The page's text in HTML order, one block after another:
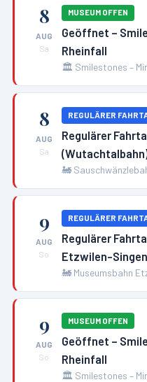
8
AUG
Sa
MUSEUM OFFEN
Geöffnet –
Rheinfall
🏛️ Smilestones –
8
AUG
Sa
REGULÄRER
Regulärer
🚂
9
AUG
So
REGULÄRER
Regulärer
Etzwilen-Singen
🚂 Museumsbahn
9
AUG
So
MUSEUM OFFEN
Geöffnet –
Rheinfall
🏛️ Smilestones –